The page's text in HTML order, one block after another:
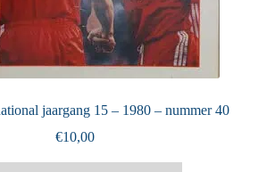
jaargang 15 – 1980 – nummer 40
€10,00